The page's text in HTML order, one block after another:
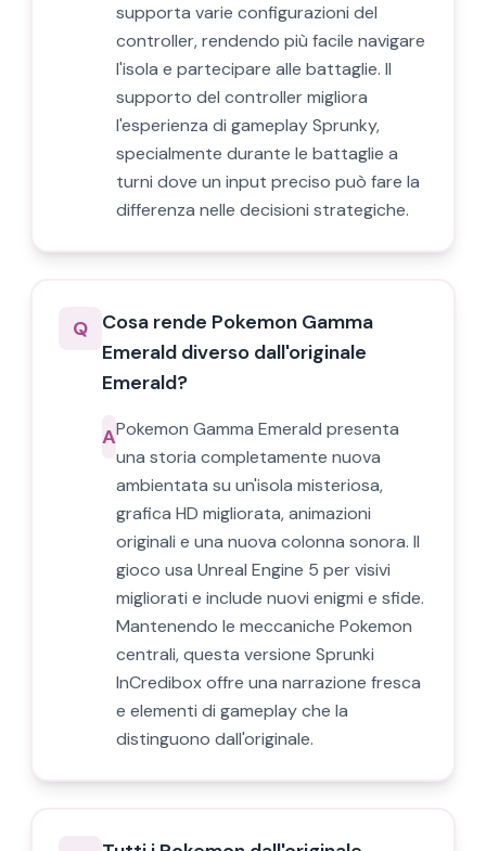
supporta varie configurazioni del
controller, rendendo più facile navigare
l'isola e partecipare alle battaglie. Il
supporto del controller migliora
l'esperienza di gameplay Sprunky,
specialmente durante le battaglie a
turni dove un input preciso può fare la
differenza nelle decisioni strategiche.
Q Cosa rende Pokemon Gamma
Emerald diverso dall'originale
Emerald?
APokemon Gamma Emerald presenta
una storia completamente nuova
ambientata su un'isola misteriosa,
grafica HD migliorata, animazioni
originali e una nuova colonna sonora. Il
gioco usa Unreal Engine 5 per visivi
migliorati e include nuovi enigmi e sfide.
Mantenendo le meccaniche Pokemon
centrali, questa versione Sprunki
InCredibox offre una narrazione fresca
e elementi di gameplay che la
distinguono dall'originale.